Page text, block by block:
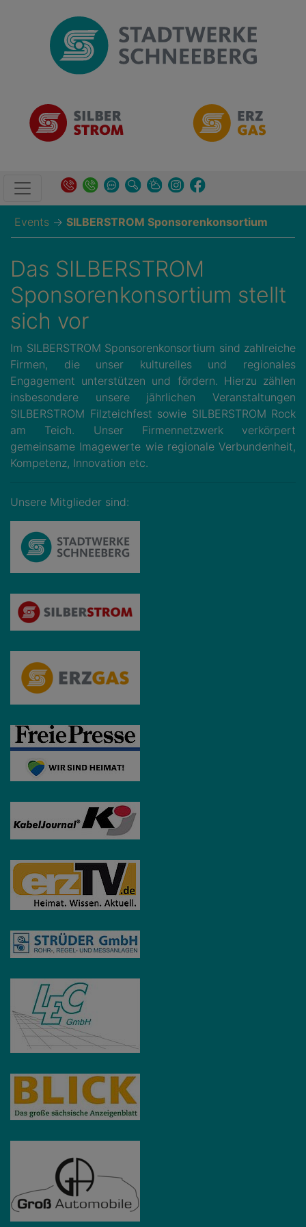
Events → SILBERSTROM Sponsorenkonsortium
Das SILBERSTROM
Sponsorenkonsortium stellt
sich vor
Im SILBERSTROM Sponsorenkonsortium sind zahlreiche
Firmen, die unser kulturelles und regionales
Engagement unterstützen und fördern. Hierzu zählen
insbesondere unsere jährlichen Veranstaltungen
SILBERSTROM Filzteichfest sowie SILBERSTROM Rock
am Teich. Unser Firmennetzwerk verkörpert
gemeinsame Imagewerte wie regionale Verbundenheit,
Kompetenz, Innovation etc.
Unsere Mitglieder sind: